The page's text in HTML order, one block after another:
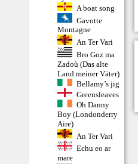
A boat song
Gavotte
Montagne
An Ter Vari
Bro Goz ma
Zadoù (Das alte
Land meiner Väter)
Bellamy’s jig
Greensleaves
Oh Danny
Boy (Londonderry
Aire)
An Ter Vari
Echu eo ar
mare